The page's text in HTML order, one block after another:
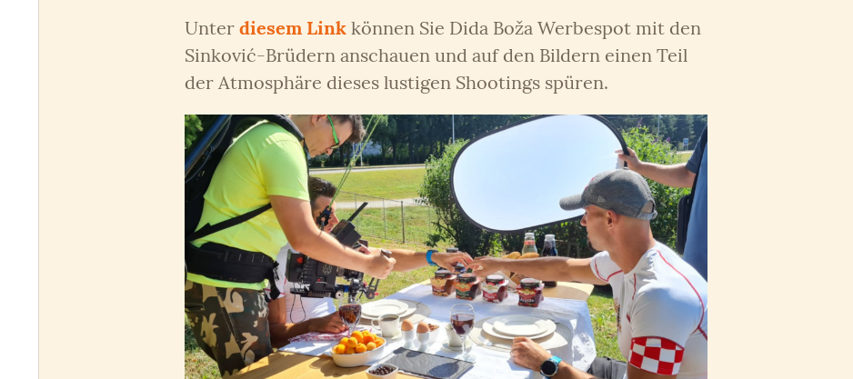
Unter diesem Link können Sie Dida Boža Werbespot mit den
Sinković-Brüdern anschauen und auf den Bildern einen Teil
der Atmosphäre dieses lustigen Shootings spüren.